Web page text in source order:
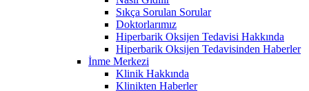
Sıkça Sorulan Sorular
Doktorlarımız
Hiperbarik Oksijen Tedavisi Hakkında
Hiperbarik Oksijen Tedavisinden Haberler
İnme Merkezi
Klinik Hakkında
Klinikten Haberler